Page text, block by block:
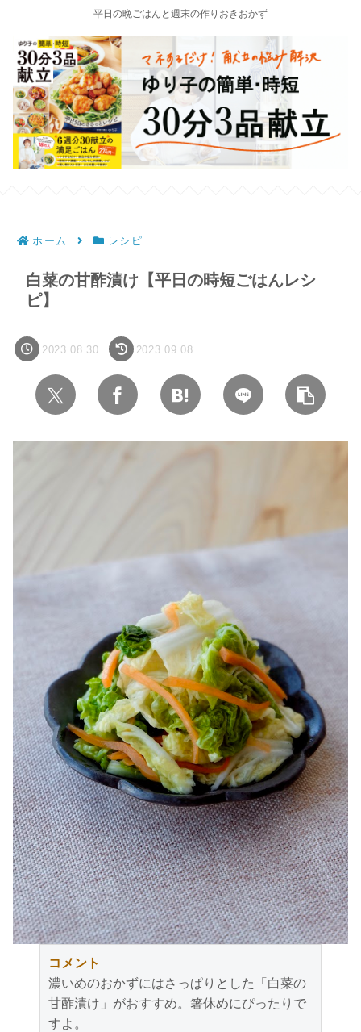
平日の晩ごはんと週末の作りおきおかず
ホーム レシピ
白菜の甘酢漬け【平日の時短ごはんレシ
ピ】
2023.08.30 2023.09.08
コメント
濃いめのおかずにはさっぱりとした「白菜の
甘酢漬け」がおすすめ。箸休めにぴったりで
すよ。